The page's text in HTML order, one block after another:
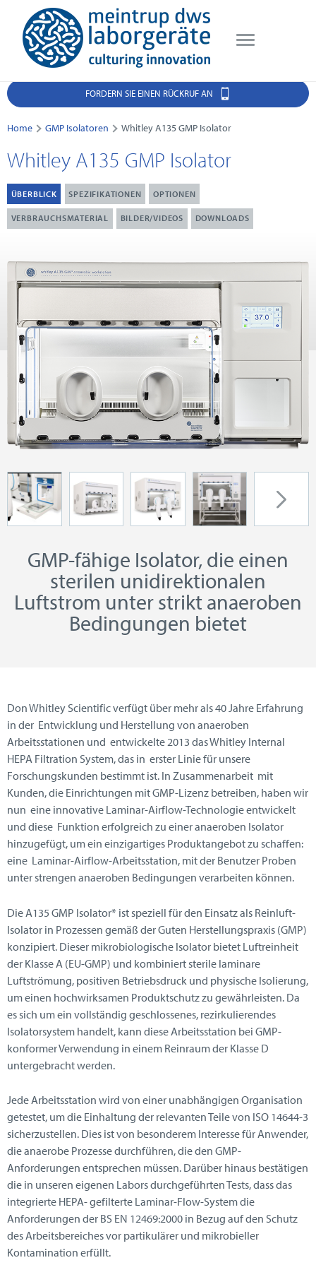
FORDERN SIE EINEN RÜCKRUF AN
Home GMP Isolatoren Whitley A135 GMP Isolator
Whitley A135 GMP Isolator
ÜBERBLICK SPEZIFIKATIONEN OPTIONEN
VERBRAUCHSMATERIAL BILDER/VIDEOS DOWNLOADS
GMP-fähige Isolator, die einen
sterilen unidirektionalen
Luftstrom unter strikt anaeroben
Bedingungen bietet
Don Whitley Scientific verfügt über mehr als 40 Jahre Erfahrung
in der Entwicklung und Herstellung von anaeroben
Arbeitsstationen und entwickelte 2013 das Whitley Internal
HEPA Filtration System, das in erster Linie für unsere
Forschungskunden bestimmt ist. In Zusammenarbeit mit
Kunden, die Einrichtungen mit GMP-Lizenz betreiben, haben wir
nun eine innovative Laminar-Airflow-Technologie entwickelt
und diese Funktion erfolgreich zu einer anaeroben Isolator
hinzugefügt, um ein einzigartiges Produktangebot zu schaffen:
eine Laminar-Airflow-Arbeitsstation, mit der Benutzer Proben
unter strengen anaeroben Bedingungen verarbeiten können.
Die A135 GMP Isolator* ist speziell für den Einsatz als Reinluft-
Isolator in Prozessen gemäß der Guten Herstellungspraxis (GMP)
konzipiert. Dieser mikrobiologische Isolator bietet Luftreinheit
der Klasse A (EU-GMP) und kombiniert sterile laminare
Luftströmung, positiven Betriebsdruck und physische Isolierung,
um einen hochwirksamen Produktschutz zu gewährleisten. Da
es sich um ein vollständig geschlossenes, rezirkulierendes
Isolatorsystem handelt, kann diese Arbeitsstation bei GMP-
konformer Verwendung in einem Reinraum der Klasse D
untergebracht werden.
Jede Arbeitsstation wird von einer unabhängigen Organisation
getestet, um die Einhaltung der relevanten Teile von ISO 14644-3
sicherzustellen. Dies ist von besonderem Interesse für Anwender,
die anaerobe Prozesse durchführen, die den GMP-
Anforderungen entsprechen müssen. Darüber hinaus bestätigen
die in unseren eigenen Labors durchgeführten Tests, dass das
integrierte HEPA- gefilterte Laminar-Flow-System die
Anforderungen der BS EN 12469:2000 in Bezug auf den Schutz
des Arbeitsbereiches vor partikulärer und mikrobieller
Kontamination erfüllt.